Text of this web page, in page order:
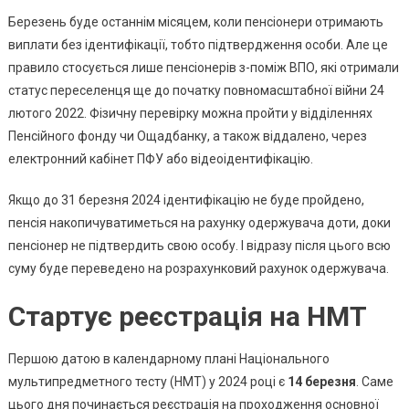
Березень буде останнім місяцем, коли пенсіонери отримають
виплати без ідентифікації, тобто підтвердження особи. Але це
правило стосується лише пенсіонерів з-поміж ВПО, які отримали
статус переселенця ще до початку повномасштабної війни 24
лютого 2022. Фізичну перевірку можна пройти у відділеннях
Пенсійного фонду чи Ощадбанку, а також віддалено, через
електронний кабінет ПФУ або відеоідентифікацію.
Якщо до 31 березня 2024 ідентифікацію не буде пройдено,
пенсія накопичуватиметься на рахунку одержувача доти, доки
пенсіонер не підтвердить свою особу. І відразу після цього всю
суму буде переведено на розрахунковий рахунок одержувача.
Стартує реєстрація на НМТ
Першою датою в календарному плані Національного
мультипредметного тесту (НМТ) у 2024 році є 14 березня. Саме
цього дня починається реєстрація на проходження основної